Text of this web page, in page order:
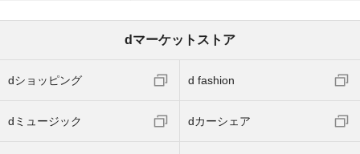
dマーケットストア
dショッピング d fashion
dミュージック dカーシェア